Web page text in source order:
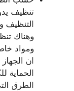
تنظيف
وهناك
ومواد
ان
الطرق